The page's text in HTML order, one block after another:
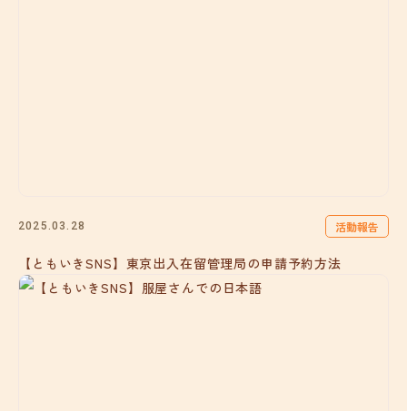
2025.03.28 活動報告
【ともいきSNS】東京出入在留管理局の申請予約方法